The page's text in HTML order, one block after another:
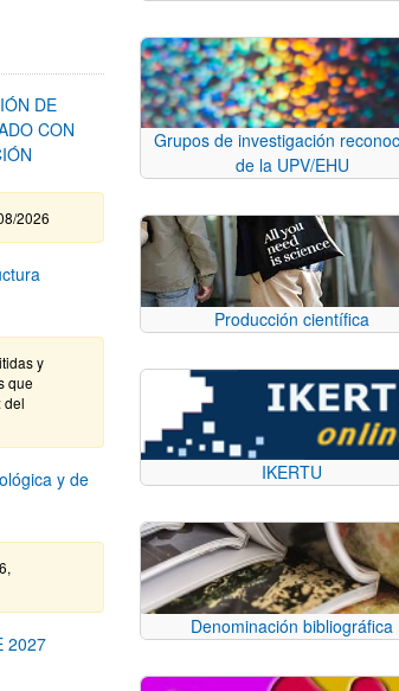
DE
CON
2026
y
que
del
y de
2027
Grupos de investigación
de la UPV/EHU
Producción científica
IKERTU
Denominación bibliográfica